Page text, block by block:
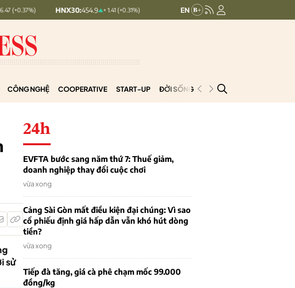
HNX30: 454.9 + 1.41 (+0.31%) HNXINDEX: 292.91 0.28 (0.1%)
CÔNG NGHỆ COOPERATIVE START-UP ĐỜI SỐNG PODCAST
sử
24h
EVFTA bước sang năm thứ 7: Thuế giảm,
doanh nghiệp thay đổi cuộc chơi
vừa xong
Cảng Sài Gòn mất điều kiện đại chúng: Vì sao
cổ phiếu định giá hấp dẫn vẫn khó hút dòng
tiền?
vừa xong
Tiếp đà tăng, giá cà phê chạm mốc 99.000
đồng/kg